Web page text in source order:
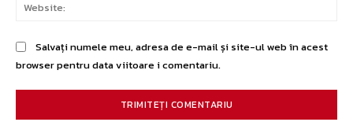
Salvați numele meu, adresa de e-mail și site-ul web în acest
browser pentru data viitoare i comentariu.